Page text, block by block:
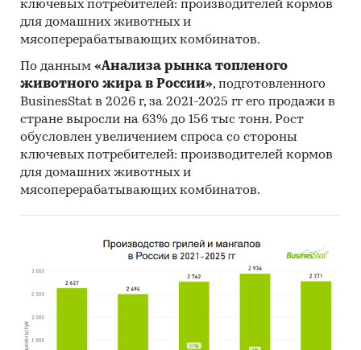
деревообрабатывающего оборудования
В работе представлены профили крупнейших
компаний-производителей
деревообрабатывающего
оборудования.Профили компаний показывают
информацию о динамике финансовых
показателей компаний, актуальную
контактную информацию, основных
учредителей и т.д.
Cредние цены производителей
Предствлены месячные данные о ценах
производителей на следующие виды
продукции:
ключевых потребителей: производителей кормов
для домашних животных и
мясоперерабатывающих комбинатов.
По данным «Анализа рынка топленого
животного жира в России», подготовленного
BusinesStat в 2026 г, за 2021-2025 гг его продажи в
стране выросли на 63% до 156 тыс тонн. Рост
обусловлен увеличением спроса со стороны
ключевых потребителей: производителей кормов
для домашних животных и
мясоперерабатывающих комбинатов.